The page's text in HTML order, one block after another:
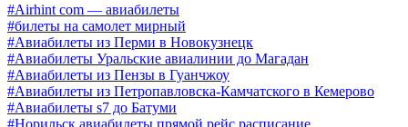
#Airhint com — авиабилеты
#билеты на самолет мирный
#Авиабилеты из Перми в Новокузнецк
#Авиабилеты Уральские авиалинии до Магадан
#Авиабилеты из Пензы в Гуанчжоу
#Авиабилеты из Петропавловска-Камчатского в Кемерово
#Авиабилеты s7 до Батуми
#Норильск авиабилеты прямой рейс расписание